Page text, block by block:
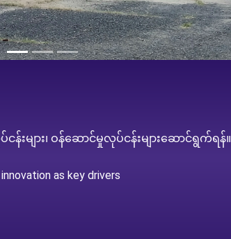
များ၊ ဝန်ဆောင်မှုလုပ်ငန်းများဆောင်ရွက်ရန်။
as key drivers